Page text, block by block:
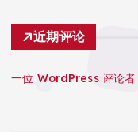
近期评论
一位 WordPress 评论者